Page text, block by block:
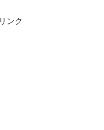
り強化したり、トゥバラ装
んかも見ていきたいんですよ
ンク